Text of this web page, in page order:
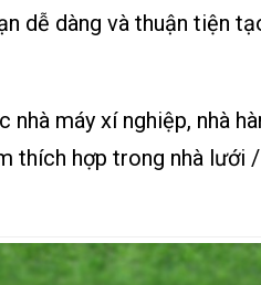
dễ dàng và thuận tiện
máy xí nghiệp, nhà
thích hợp trong nhà lưới